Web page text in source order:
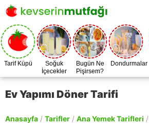
Tarif Küpü
Soğuk
İçecekler
Bugün Ne
Pişirsem?
Dondurmalar
Ev Yapımı Döner Tarifi
Anasayfa / Tarifler / Ana Yemek Tarifleri /